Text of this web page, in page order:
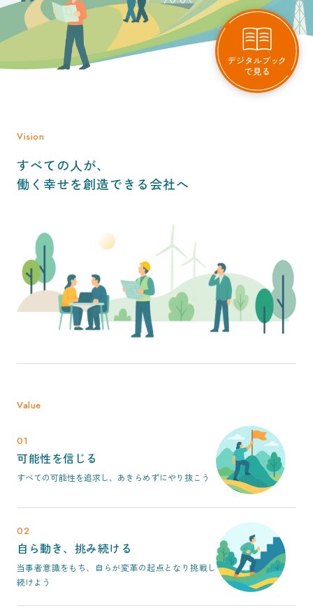
Vision
すべての人が、
働く幸せを創造できる会社へ
Value
01
可能性を信じる
すべての可能性を追求し、あきらめずにやり抜こう
02
自ら動き、挑み続ける
当事者意識をもち、自らが変革の起点となり挑戦し
続けよう